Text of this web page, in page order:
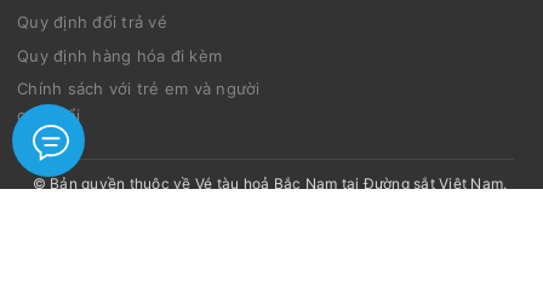
Quy định đổi trả vé
Quy định hàng hóa đi kèm
Chính sách với trẻ em và người
cao tuổi
© Bản quyền thuộc về Vé tàu hoả Bắc Nam tại Đường sắt Việt Nam.